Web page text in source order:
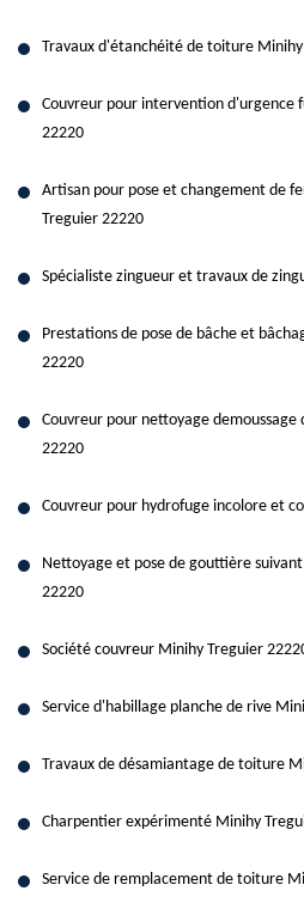
Travaux d'étanchéité de toiture
Couvreur pour intervention d'urgence
22220
Artisan pour pose et changement de
Treguier 22220
Spécialiste zingueur et travaux de
Prestations de pose de bâche et
22220
Couvreur pour nettoyage
22220
Couvreur pour hydrofuge incolore et
Nettoyage et pose de gouttière
22220
Société couvreur Minihy Treguier
Service d'habillage planche de rive
Travaux de désamiantage de toiture
Charpentier expérimenté Minihy
Service de remplacement de toiture